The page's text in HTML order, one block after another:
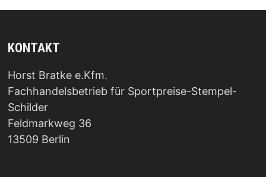
KONTAKT
Horst Bratke e.Kfm.
Fachhandelsbetrieb für Sportpreise-Stempel-
Schilder
Feldmarkweg 36
13509 Berlin